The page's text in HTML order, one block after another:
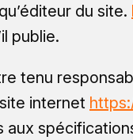
du site.
publie.
tenu
internet
aux